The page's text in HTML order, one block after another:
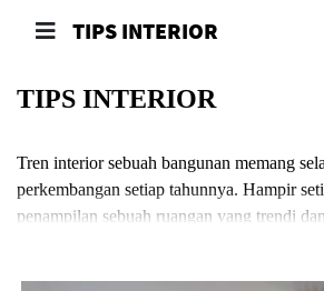
TIPS INTERIOR
TIPS INTERIOR
Tren interior sebuah bangunan memang
perkembangan setiap tahunnya. Hampir
penampilan sebuah ruangan yang trendi